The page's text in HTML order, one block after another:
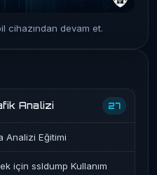
cihazından devam et.
Analizi 27
Analizi Eğitimi
için ssldump Kullanım